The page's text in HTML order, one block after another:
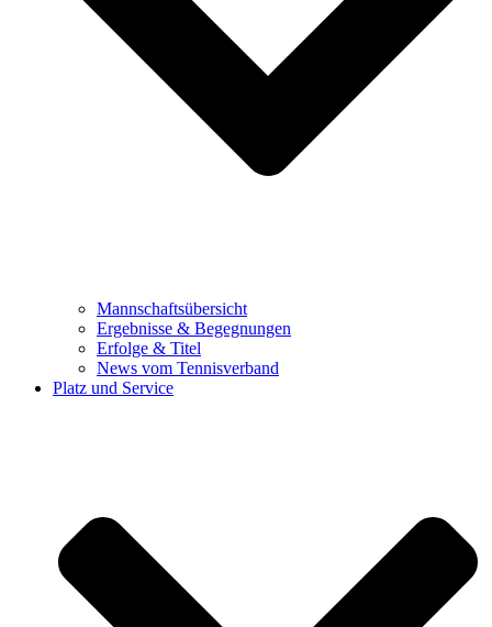
Mannschaftsübersicht
Ergebnisse & Begegnungen
Erfolge & Titel
News vom Tennisverband
Platz und Service